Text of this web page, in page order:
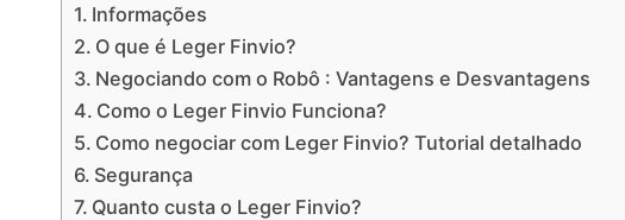
Informações
O que é Leger Finvio?
Negociando com o Robô : Vantagens e Desvantagens
Como o Leger Finvio Funciona?
Como negociar com Leger Finvio? Tutorial detalhado
Segurança
Quanto custa o Leger Finvio?